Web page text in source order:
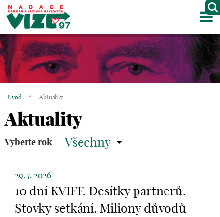
O NÁS
PROJEKTY
GALERIE
KOŠÍK
EN
Úvod * Aktuality
Aktuality
Vyberte rok Všechny
29. 7. 2026
10 dní KVIFF. Desítky partnerů.
Stovky setkání. Miliony důvodů